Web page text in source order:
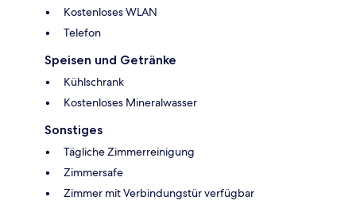
Kostenloses WLAN
Telefon
Speisen und Getränke
Kühlschrank
Kostenloses Mineralwasser
Sonstiges
Tägliche Zimmerreinigung
Zimmersafe
Zimmer mit Verbindungstür verfügbar